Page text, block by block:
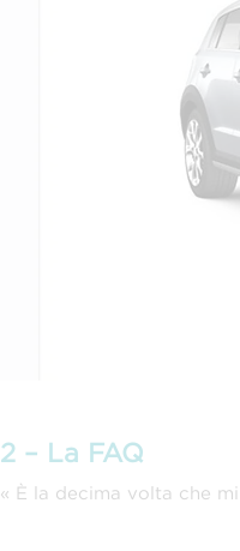
2 – La FAQ
« È la decima volta che